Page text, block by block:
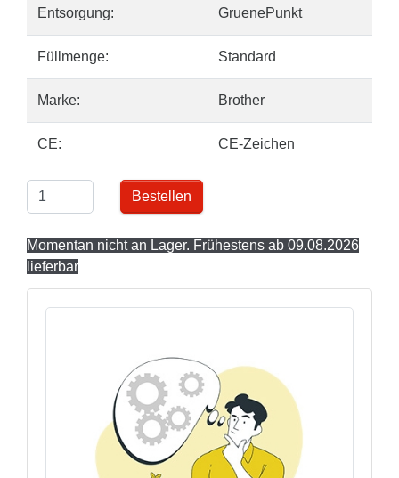
Entsorgung: GruenePunkt
Füllmenge: Standard
Marke: Brother
CE: CE-Zeichen
Bestellen
Momentan nicht an Lager. Frühestens ab 09.08.2026
lieferbar